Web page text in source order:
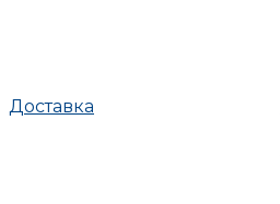
Доставка